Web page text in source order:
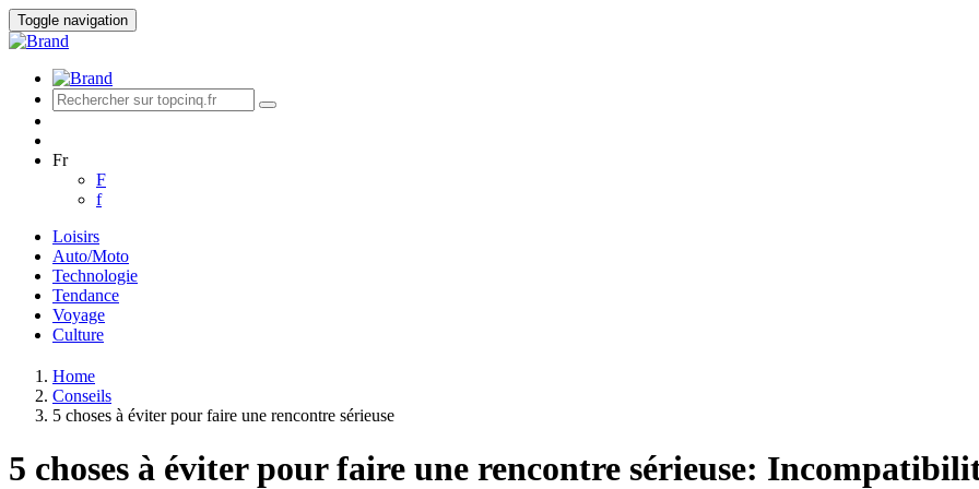
Toggle navigation
Fr
F
f
Loisirs
Auto/Moto
Technologie
Tendance
Voyage
Culture
Home
Conseils
5 choses à éviter pour faire une rencontre sérieuse
5 choses à éviter pour faire une rencontre sérieuse: